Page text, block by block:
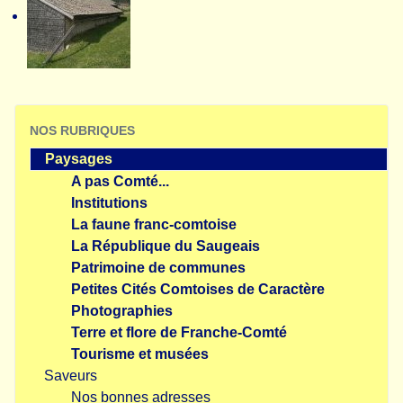
NOS RUBRIQUES
Paysages
A pas Comté...
Institutions
La faune franc-comtoise
La République du Saugeais
Patrimoine de communes
Petites Cités Comtoises de Caractère
Photographies
Terre et flore de Franche-Comté
Tourisme et musées
Saveurs
Nos bonnes adresses